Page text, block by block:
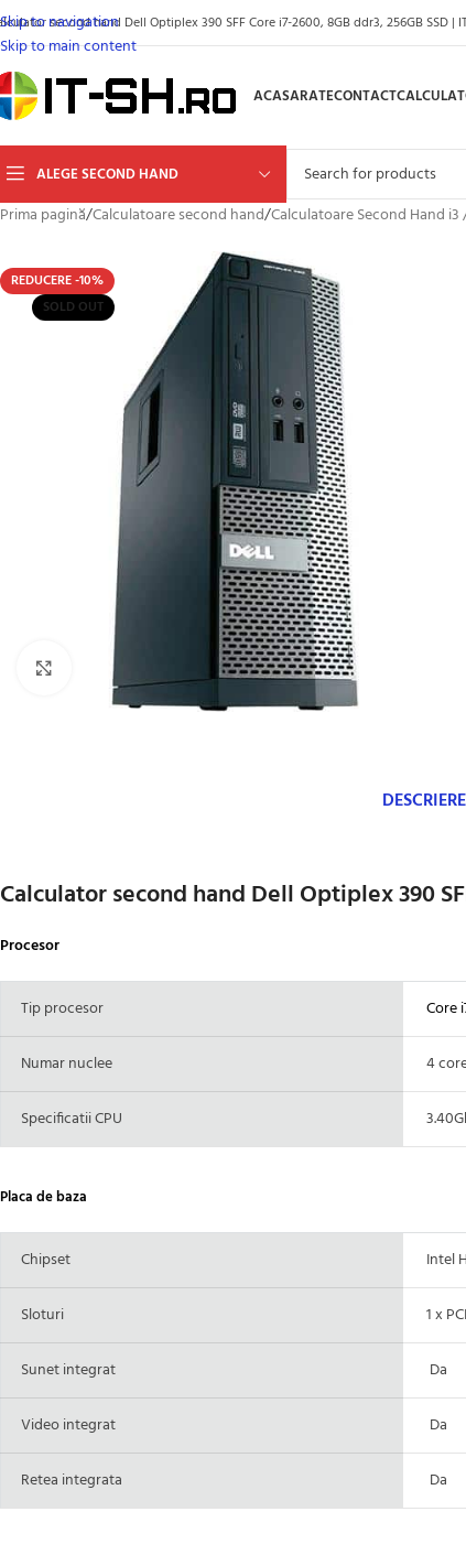
Skip to navigation
Skip to main content
second hand Dell Optiplex 390 SFF Core i7-2600, 8GB ddr3, 256GB SSD |
ACASARATECONTACT
ALEGE SECOND HAND
Prima pagină/Calculatoare second hand/Calculatoare Second Hand i3
REDUCERE -10%
SOLD OUT
Click to enlarge
DESCRIERE
Calculator second hand Dell Optiplex 390
Procesor
Tip procesor Core
Numar nuclee 4
Specificatii CPU
Placa de baza
Chipset Intel
Sloturi 1 x
Sunet integrat Da
Video integrat Da
Retea integrata Da